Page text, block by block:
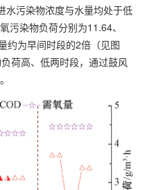
水污染物浓度与水量均处于低
污染物负荷分别为11.64、
约为早间时段的2倍（见图
荷高、低两时段，通过鼓风